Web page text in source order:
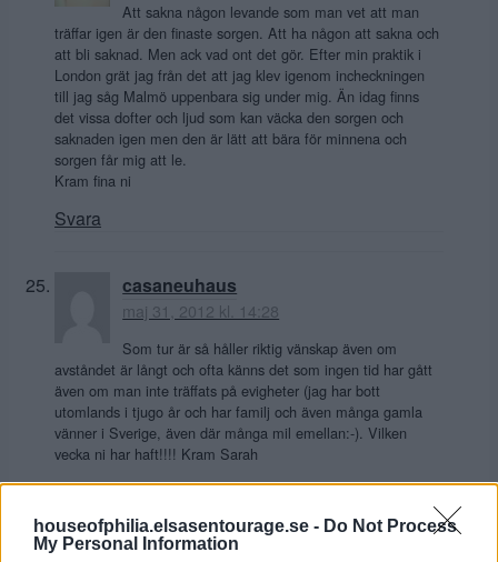
houseofphilia.elsasentourage.se - Do Not Process
My Personal Information
Att sakna någon levande som man vet att man
träffar igen är den finaste sorgen. Att ha någon att sakna och
att bli saknad. Men ack vad ont det gör. Efter min praktik i
London grät jag från det att jag klev igenom incheckningen
till jag såg Malmö uppenbara sig under mig. Än idag finns
det vissa dofter och ljud som kan väcka den sorgen och
saknaden igen men den är lätt att bära för minnena och
sorgen får mig att le.
Kram fina ni
Svara
casaneuhaus
maj 31, 2012 kl. 14:28
Som tur är så håller riktig vänskap även om
avståndet är långt och ofta känns det som ingen tid har gått
även om man inte träffats på evigheter (jag har bott
utomlands i tjugo år och har familj och även många gamla
vänner i Sverige, även där många mil emellan:-). Vilken
vecka ni har haft!!!! Kram Sarah
Svara